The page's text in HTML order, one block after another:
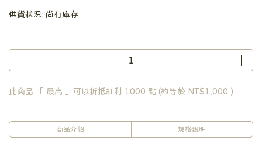
供貨狀況: 尚有庫存
此商品 「 最高 」可以折抵紅利 1000 點 (約等於 NT$1,000 )
商品介紹 規格說明